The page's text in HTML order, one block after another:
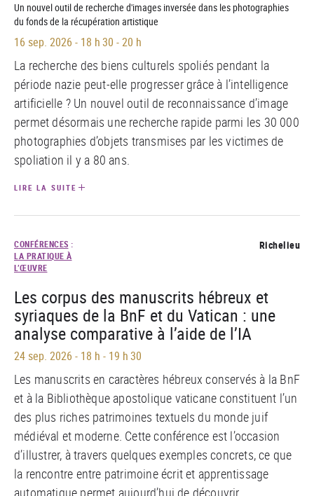
Un nouvel outil de recherche d'images inversée dans les photographies
du fonds de la récupération artistique
16 sep. 2026 - 18 h 30 - 20 h
La recherche des biens culturels spoliés pendant la
période nazie peut-elle progresser grâce à l’intelligence
artificielle ? Un nouvel outil de reconnaissance d’image
permet désormais une recherche rapide parmi les 30 000
photographies d’objets transmises par les victimes de
spoliation il y a 80 ans.
LIRE LA SUITE
CONFÉRENCES :
LA PRATIQUE À
L’ŒUVRE
Richelieu
Les corpus des manuscrits hébreux et
syriaques de la BnF et du Vatican : une
analyse comparative à l’aide de l’IA
24 sep. 2026 - 18 h - 19 h 30
Les manuscrits en caractères hébreux conservés à la BnF
et à la Bibliothèque apostolique vaticane constituent l’un
des plus riches patrimoines textuels du monde juif
médiéval et moderne. Cette conférence est l’occasion
d’illustrer, à travers quelques exemples concrets, ce que
la rencontre entre patrimoine écrit et apprentissage
automatique permet aujourd’hui de découvrir.